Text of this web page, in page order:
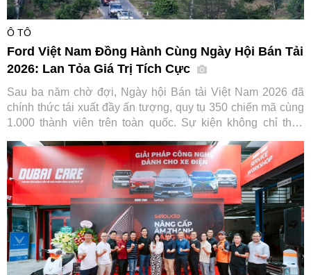
Ô TÔ
Ford Việt Nam Đồng Hành Cùng Ngày Hội Bán Tải
2026: Lan Tỏa Giá Trị Tích Cực
Sau ba năm chờ đợi, Ngày hội Bán tải Việt Nam 2026 đã
chính thức tái xuất đầy ấn tượng, quy tụ 350 chiến mã cùng
1.000 thành viên trên toàn quốc. Sự kiện không chỉ thỏa
Việt Nam trong hành trình gắn kết và lan tỏa giá trị tích cực
cho cộng đồng.